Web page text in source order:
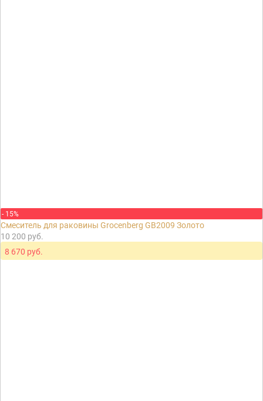
- 15%
Cмеситель для раковины Grocenberg GB2009 Золото
10 200 руб.
8 670 руб.